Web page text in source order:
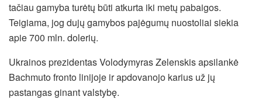
tačiau gamyba turėtų būti atkurta iki metų pabaigos.
Teigiama, jog dujų gamybos pajėgumų nuostoliai siekia
apie 700 mln. dolerių.
Ukrainos prezidentas Volodymyras Zelenskis apsilankė
Bachmuto fronto linijoje ir apdovanojo karius už jų
pastangas ginant valstybę.